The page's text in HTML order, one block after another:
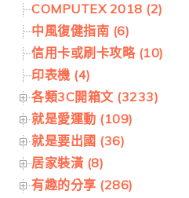
COMPUTEX 2018 (2)
中風復健指南 (6)
信用卡或刷卡攻略 (10)
印表機 (4)
各類3C開箱文 (3233)
就是愛運動 (109)
就是要出國 (36)
居家裝潢 (8)
有趣的分享 (286)